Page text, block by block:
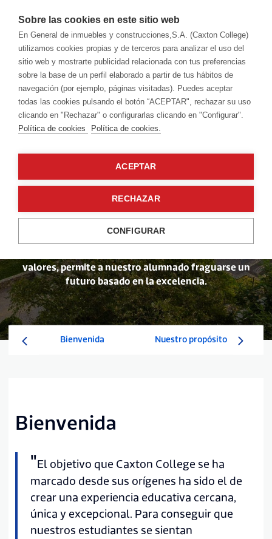
Nuestro colegio
Una educación
internacional e
integral
valores, permite a nuestro alumnado fraguarse un
futuro basado en la excelencia.
Bienvenida Nuestro propósito
Bienvenida
"El objetivo que Caxton College se ha
marcado desde sus orígenes ha sido el de
crear una experiencia educativa cercana,
única y excepcional. Para conseguir que
nuestros estudiantes se sientan
Sobre las cookies en este sitio web
En General de inmuebles y construcciones,S.A. (Caxton College)
utilizamos cookies propias y de terceros para analizar el uso del
sitio web y mostrarte publicidad relacionada con tus preferencias
sobre la base de un perfil elaborado a partir de tus hábitos de
navegación (por ejemplo, páginas visitadas). Puedes aceptar
todas las cookies pulsando el botón “ACEPTAR", rechazar su uso
clicando en "Rechazar" o configurarlas clicando en "Configurar".
Política de cookies
Política de cookies.
ACEPTAR
RECHAZAR
CONFIGURAR